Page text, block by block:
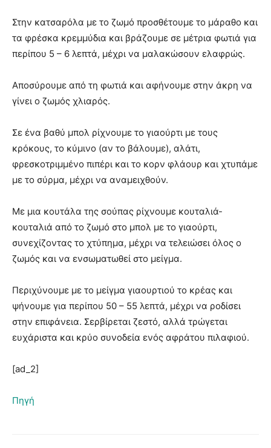
Στην κατσαρόλα με το ζωμό προσθέτουμε το μάραθο και
τα φρέσκα κρεμμύδια και βράζουμε σε μέτρια φωτιά για
περίπου 5 – 6 λεπτά, μέχρι να μαλακώσουν ελαφρώς.
Αποσύρουμε από τη φωτιά και αφήνουμε στην άκρη να
γίνει ο ζωμός χλιαρός.
Σε ένα βαθύ μπολ ρίχνουμε το γιαούρτι με τους
κρόκους, το κύμινο (αν το βάλουμε), αλάτι,
φρεσκοτριμμένο πιπέρι και το κορν φλάουρ και χτυπάμε
με το σύρμα, μέχρι να αναμειχθούν.
Με μια κουτάλα της σούπας ρίχνουμε κουταλιά-
κουταλιά από το ζωμό στο μπολ με το γιαούρτι,
συνεχίζοντας το χτύπημα, μέχρι να τελειώσει όλος ο
ζωμός και να ενσωματωθεί στο μείγμα.
Περιχύνουμε με το μείγμα γιαουρτιού το κρέας και
ψήνουμε για περίπου 50 – 55 λεπτά, μέχρι να ροδίσει
στην επιφάνεια. Σερβίρεται ζεστό, αλλά τρώγεται
ευχάριστα και κρύο συνοδεία ενός αφράτου πιλαφιού.
[ad_2]
Πηγή